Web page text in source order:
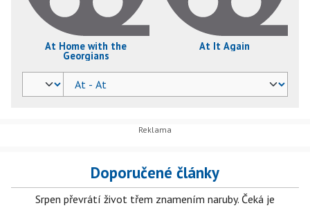
At Home with the
Georgians
At It Again
Doporučené články
Srpen převrátí život třem znamením naruby. Čeká je